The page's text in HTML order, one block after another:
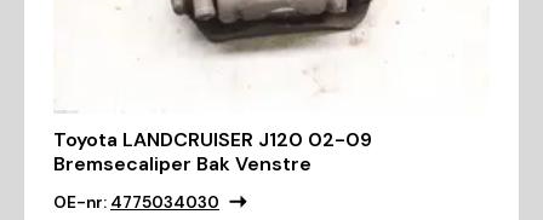
Toyota LANDCRUISER J120 02-09
Bremsecaliper Bak Venstre
OE-nr: 4775034030